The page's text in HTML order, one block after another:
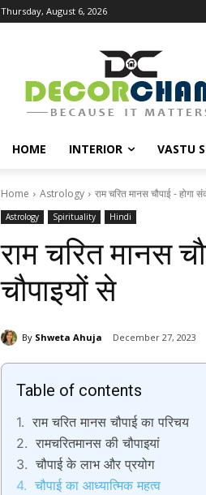
Thursday, August 6, 2026
HOME INTERIOR VASTU
Home Astrology राम चरित मानस चौपाई - होगा
Astrology Spirituality Hindi
राम चरित मानस
चौपाइयों से
By Shweta Ahuja December 27, 2023
Table of contents
राम चरित मानस चौपाई का परिचय
रामचरितमानस की चौपाइयां
चौपाई के लाभ और प्रयोग
चौपाई का आध्यात्मिक महत्व